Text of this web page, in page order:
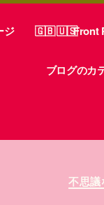
ジ Front
ブログのカ
不思議